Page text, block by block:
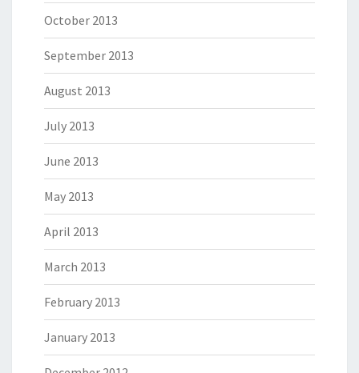
October 2013
September 2013
August 2013
July 2013
June 2013
May 2013
April 2013
March 2013
February 2013
January 2013